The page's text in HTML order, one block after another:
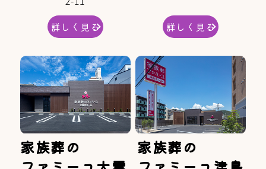
詳しく見る
詳しく見る
家族葬の
家族葬の